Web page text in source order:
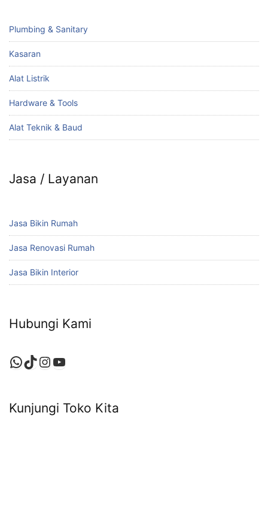
Plumbing & Sanitary
Kasaran
Alat Listrik
Hardware & Tools
Alat Teknik & Baud
Jasa / Layanan
Jasa Bikin Rumah
Jasa Renovasi Rumah
Jasa Bikin Interior
Hubungi Kami
WhatsApp
TikTok
Instagram
YouTube
Kunjungi Toko Kita